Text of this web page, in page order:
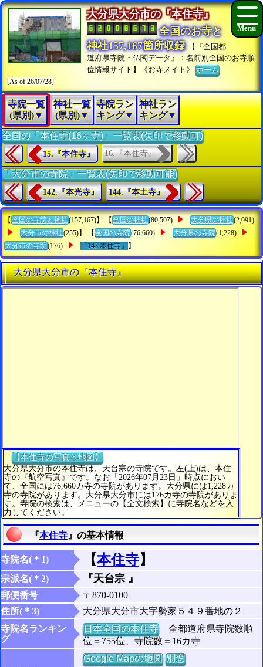
大分県大分市の『本住寺』
全国のお寺と
神社157,167箇所収録
【『全国都
道府県寺院・仏閣データ』：名前別全国のお寺順
位情報サイト】《お寺メイト》ホーム
[As of 26/07/28]
寺院一覧
(県別)▼
神社一覧
(県別)▼
寺院ラン
キング▼
神社ラン
キング▼
全国の「本住寺(16ヶ寺)」一覧表(矢印で移動可)
15.『本住寺』 16.『本住寺』
「大分市の寺院」一覧表(矢印で移動可能)
142.『本光寺』 144.『本土寺』
【 全国の寺院と神社(157,167)】 【 全国の神社(80,507) 大分県の神社(2,091)
大分市の神社(255)】 【 全国の寺院(76,660) 大分県の寺院(1,228)
大分市の寺院(176) 「143.本住寺」 】
大分県大分市の『本住寺』
【本住寺の写真と地図】
大分県大分市の本住寺は、天台宗の寺院です。左(上)は、本住
寺の『航空写真』です。なお「2026年07月23日」時点におい
て、全国には76,660カ寺の寺院があります。大分県には1,228カ
寺の寺院があります。大分県大分市には176カ寺の寺院がありま
す。寺院の検索は、メニューの【全文検索】に寺院名などを入
力してください。
『本住寺 』の基本情報
寺院名(＊1) 【本住寺】
宗派名(＊2) 『天台宗 』
郵便番号
〒870-0100
住所(＊3)
大分県大分市大字勢家５４９番地の２
寺院名ランキン
グ
日本全国の本住寺全都道府県寺院数順
位＝755位、寺院数＝16カ寺
Google Mapの地図 別窓